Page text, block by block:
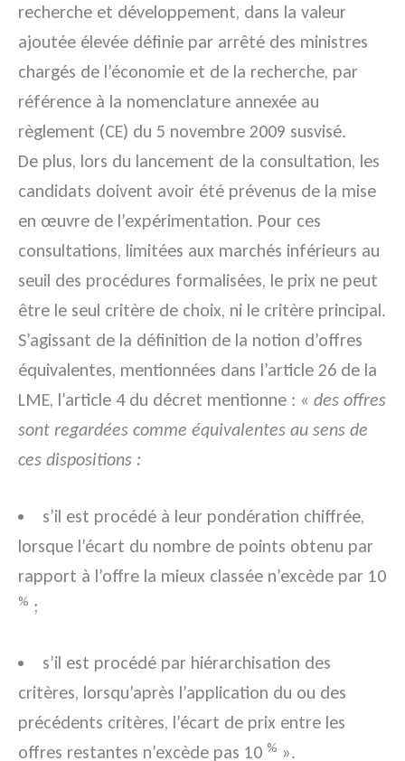
recherche et développement, dans la valeur
ajoutée élevée définie par arrêté des ministres
chargés de l’économie et de la recherche, par
référence à la nomenclature annexée au
règlement (CE) du 5 novembre 2009 susvisé.
De plus, lors du lancement de la consultation, les
candidats doivent avoir été prévenus de la mise
en œuvre de l’expérimentation. Pour ces
consultations, limitées aux marchés inférieurs au
seuil des procédures formalisées, le prix ne peut
être le seul critère de choix, ni le critère principal.
S’agissant de la définition de la notion d’offres
équivalentes, mentionnées dans l’article 26 de la
LME, l’article 4 du décret mentionne : « des offres
sont regardées comme équivalentes au sens de
ces dispositions :
s’il est procédé à leur pondération chiffrée,
lorsque l’écart du nombre de points obtenu par
rapport à l’offre la mieux classée n’excède par 10
% ;
s’il est procédé par hiérarchisation des
critères, lorsqu’après l’application du ou des
précédents critères, l’écart de prix entre les
offres restantes n’excède pas 10 % ».